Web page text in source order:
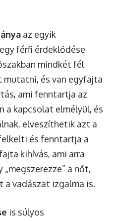
az egyik
férfi érdeklődése
mindkét fél
mutatni, és van egyfajta
ami fenntartja az
a kapcsolat elmélyül, és
elveszíthetik azt a
és fenntartja a
kihívás, ami arra
a nőt,
a vadászat izgalma is.
is súlyos